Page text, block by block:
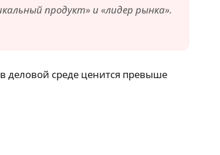
продукт» и «лидер рынка».
деловой среде ценится превыше